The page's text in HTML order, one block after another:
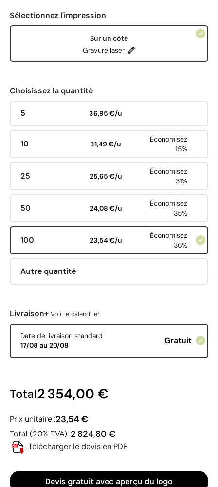
Sélectionnez l'impression
Sur un côté
Gravure laser
Choisissez la quantité
5 36,95 €/u
10 31,49 €/u
Économisez
15%
25 25,65 €/u
Économisez
31%
50 24,08 €/u
Économisez
35%
100 23,54 €/u
Économisez
36%
Autre quantité
Livraison+ Voir le calendrier
Date de livraison standard
17/08 au 20/08
Gratuit
Total2 354,00 €
Prix unitaire :23,54 €
Total (20% TVA) :2 824,80 €
Télécharger le devis en PDF
Devis gratuit avec aperçu du logo